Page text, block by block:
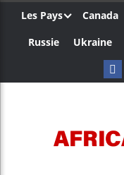
Les Pays Canada
Russie
Ukraine